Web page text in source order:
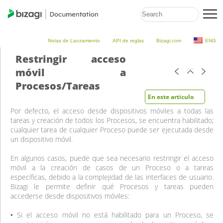
Notas de Lanzamiento API de reglas Bizagi.com ENG